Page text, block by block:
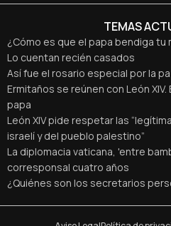
TEMAS
¿Cómo es que el papa bendiga tu
Lo cuentan recién casados
Así fue el rosario especial por la
Ermitaños se reúnen con León
papa
León XIV pide respetar las
israelí y del pueblo palestino”
La diplomacia vaticana, 'entre
corresponsal cuatro años
¿Quiénes son los secretarios